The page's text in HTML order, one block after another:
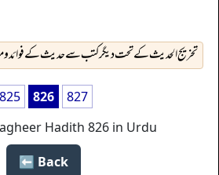
تخریج الحدیث کے تحت دیگر کتب سے حدیث کے فوائد و
825 826
827
Hadith 826 in Urdu
Back ⬅️